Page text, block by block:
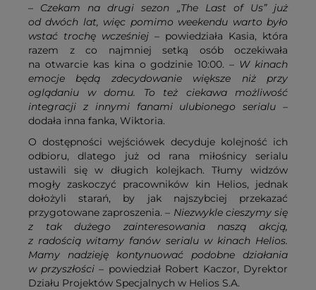
– Czekam na drugi sezon „The Last of Us” już
od dwóch lat, więc pomimo weekendu warto było
wstać trochę wcześniej – powiedziała Kasia, która
razem z co najmniej setką osób oczekiwała
na otwarcie kas kina o godzinie 10:00. – W kinach
emocje będą zdecydowanie większe niż przy
oglądaniu w domu. To też ciekawa możliwość
integracji z innymi fanami ulubionego serialu –
dodała inna fanka, Wiktoria.
O dostępności wejściówek decyduje kolejność ich
odbioru, dlatego już od rana miłośnicy serialu
ustawili się w długich kolejkach. Tłumy widzów
mogły zaskoczyć pracowników kin Helios, jednak
dołożyli starań, by jak najszybciej przekazać
przygotowane zaproszenia. – Niezwykle cieszymy się
z tak dużego zainteresowania naszą akcją,
z radością witamy fanów serialu w kinach Helios.
Mamy nadzieję kontynuować podobne działania
w przyszłości– powiedział Robert Kaczor, Dyrektor
Działu Projektów Specjalnych w Helios S.A.